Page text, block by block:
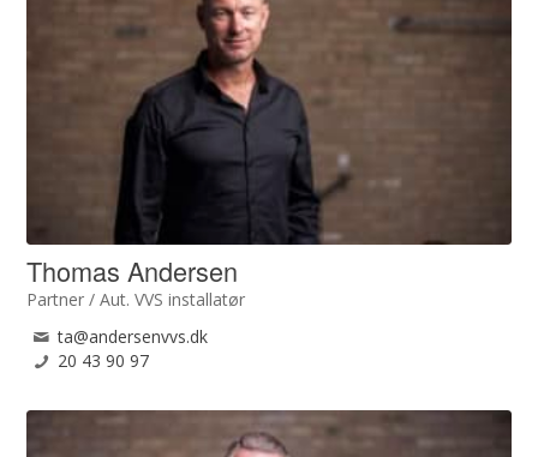
Thomas Andersen
Partner / Aut. VVS installatør
ta@andersenvvs.dk
20 43 90 97